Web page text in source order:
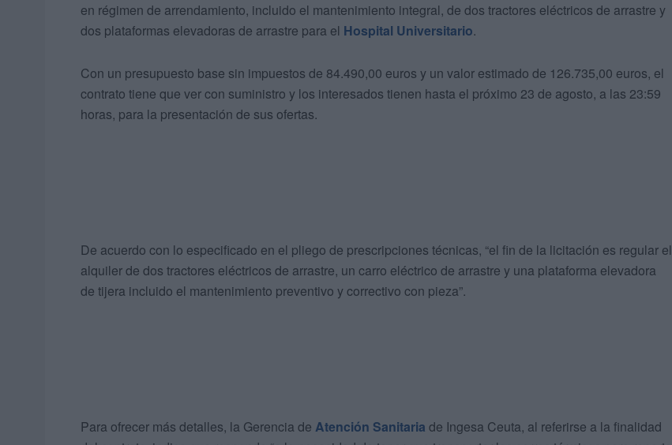
en régimen de arrendamiento, incluido el mantenimiento integral, de dos tractores eléctricos de arrastre y
dos plataformas elevadoras de arrastre para el Hospital Universitario.
Con un presupuesto base sin impuestos de 84.490,00 euros y un valor estimado de 126.735,00 euros, el
contrato tiene que ver con suministro y los interesados tienen hasta el próximo 23 de agosto, a las 23:59
horas, para la presentación de sus ofertas.
De acuerdo con lo especificado en el pliego de prescripciones técnicas, “el fin de la licitación es regular el
alquiler de dos tractores eléctricos de arrastre, un carro eléctrico de arrastre y una plataforma elevadora
de tijera incluido el mantenimiento preventivo y correctivo con pieza”.
Para ofrecer más detalles, la Gerencia de Atención Sanitaria de Ingesa Ceuta, al referirse a la finalidad